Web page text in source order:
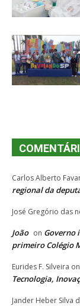
Carlos Alberto
regional da
José Gregório das
João on Governo
primeiro Colégio
Eurides F. Silveira on
Tecnologia,
Jander Heber Silva